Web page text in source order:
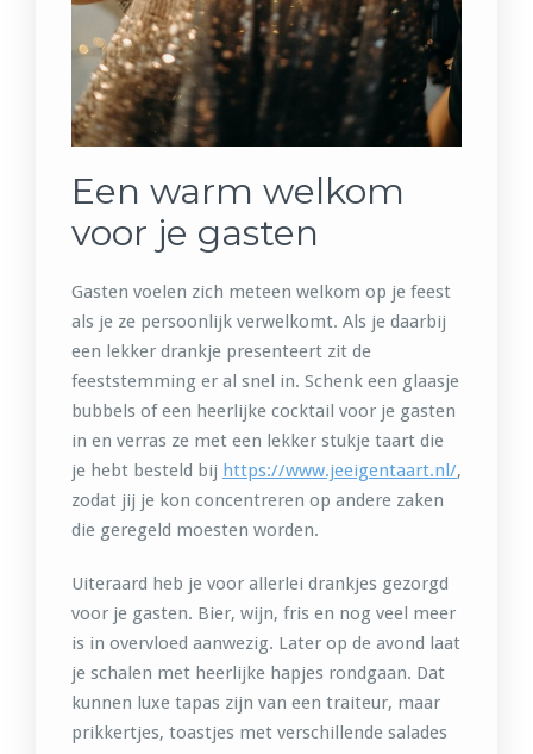
Een warm welkom
voor je gasten
Gasten voelen zich meteen welkom op je feest
als je ze persoonlijk verwelkomt. Als je daarbij
een lekker drankje presenteert zit de
feeststemming er al snel in. Schenk een glaasje
bubbels of een heerlijke cocktail voor je gasten
in en verras ze met een lekker stukje taart die
je hebt besteld bij https://www.jeeigentaart.nl/,
zodat jij je kon concentreren op andere zaken
die geregeld moesten worden.
Uiteraard heb je voor allerlei drankjes gezorgd
voor je gasten. Bier, wijn, fris en nog veel meer
is in overvloed aanwezig. Later op de avond laat
je schalen met heerlijke hapjes rondgaan. Dat
kunnen luxe tapas zijn van een traiteur, maar
prikkertjes, toastjes met verschillende salades